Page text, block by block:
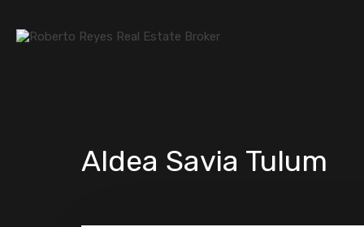
Aldea Savia Tulum